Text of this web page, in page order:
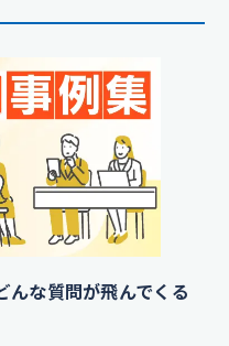
んな質問が飛んでくる